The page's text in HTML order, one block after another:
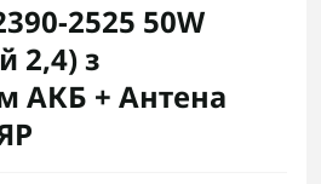
2525 50W
2,4) з
АКБ + Антена